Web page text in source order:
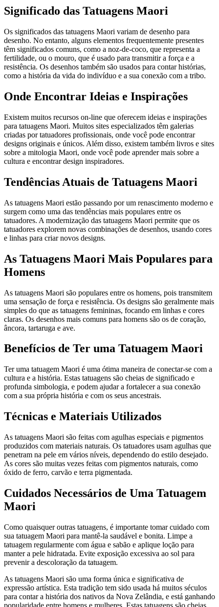
Significado das Tatuagens Maori
Os significados das tatuagens Maori variam de desenho para
desenho. No entanto, alguns elementos frequentemente presentes
têm significados comuns, como a noz-de-coco, que representa a
fertilidade, ou o mouro, que é usado para transmitir a força e a
resistência. Os desenhos também são usados para contar histórias,
como a história da vida do indivíduo e a sua conexão com a tribo.
Onde Encontrar Ideias e Inspirações
Existem muitos recursos on-line que oferecem ideias e inspirações
para tatuagens Maori. Muitos sites especializados têm galerias
criadas por tatuadores profissionais, onde você pode encontrar
designs originais e únicos. Além disso, existem também livros e sites
sobre a mitologia Maori, onde você pode aprender mais sobre a
cultura e encontrar design inspiradores.
Tendências Atuais de Tatuagens Maori
As tatuagens Maori estão passando por um renascimento moderno e
surgem como uma das tendências mais populares entre os
tatuadores. A modernização das tatuagens Maori permite que os
tatuadores explorem novas combinações de desenhos, usando cores
e linhas para criar novos designs.
As Tatuagens Maori Mais Populares para
Homens
As tatuagens Maori são populares entre os homens, pois transmitem
uma sensação de força e resistência. Os designs são geralmente mais
simples do que as tatuagens femininas, focando em linhas e cores
claras. Os desenhos mais comuns para homens são os de coração,
âncora, tartaruga e ave.
Benefícios de Ter uma Tatuagem Maori
Ter uma tatuagem Maori é uma ótima maneira de conectar-se com a
cultura e a história. Estas tatuagens são cheias de significado e
profunda simbologia, e podem ajudar a fortalecer a sua conexão
com a sua própria história e com os seus ancestrais.
Técnicas e Materiais Utilizados
As tatuagens Maori são feitas com agulhas especiais e pigmentos
produzidos com materiais naturais. Os tatuadores usam agulhas que
penetram na pele em vários níveis, dependendo do estilo desejado.
As cores são muitas vezes feitas com pigmentos naturais, como
óxido de ferro, carvão e terra pigmentada.
Cuidados Necessários de Uma Tatuagem
Maori
Como quaisquer outras tatuagens, é importante tomar cuidado com
sua tatuagem Maori para mantê-la saudável e bonita. Limpe a
tatuagem regularmente com água e sabão e aplique loção para
manter a pele hidratada. Evite exposição excessiva ao sol para
prevenir a descoloração da tatuagem.
As tatuagens Maori são uma forma única e significativa de
expressão artística. Esta tradição tem sido usada há muitos séculos
para contar a história dos nativos da Nova Zelândia, e está ganhando
popularidade entre homens e mulheres. Estas tatuagens são cheias